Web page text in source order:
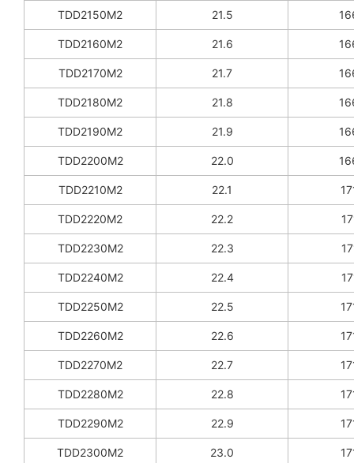
TDD2150M2 21.5
TDD2160M2 21.6
TDD2170M2 21.7
TDD2180M2 21.8
TDD2190M2 21.9
TDD2200M2 22.0
TDD2210M2 22.1
TDD2220M2 22.2
TDD2230M2 22.3
TDD2240M2 22.4
TDD2250M2 22.5
TDD2260M2 22.6
TDD2270M2 22.7
TDD2280M2 22.8
TDD2290M2 22.9
TDD2300M2 23.0